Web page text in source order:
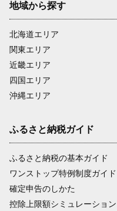
地域から探す
北海道エリア
関東エリア
近畿エリア
四国エリア
沖縄エリア
ふるさと納税ガイド
ふるさと納税の基本ガイド
ワンストップ特例制度ガイド
確定申告のしかた
控除上限額シミュレーション